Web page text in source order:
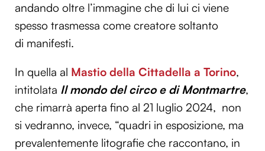
andando oltre l’immagine che di lui ci viene
spesso trasmessa come creatore soltanto
di manifesti.
In quella al Mastio della Cittadella a Torino,
intitolata Il mondo del circo e di Montmartre,
che rimarrà aperta fino al 21 luglio 2024, non
si vedranno, invece, “quadri in esposizione, ma
prevalentemente litografie che raccontano, in